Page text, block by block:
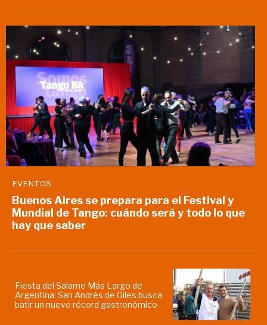
EVENTOS
Buenos Aires se prepara para el Festival y
Mundial de Tango: cuándo será y todo lo que
hay que saber
Fiesta del Salame Más Largo de
Argentina: San Andrés de Giles busca
batir un nuevo récord gastronómico